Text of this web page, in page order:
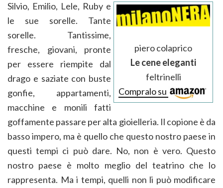
piero colaprico
Le cene eleganti
feltrinelli
Compralo su
Silvio, Emilio, Lele, Ruby e
le sue sorelle. Tante
sorelle. Tantissime,
fresche, giovani, pronte
per essere riempite dal
drago e saziate con buste
gonfie, appartamenti,
macchine e monili fatti
goffamente passare per alta gioielleria. Il copione è da
basso impero, ma è quello che questo nostro paese in
questi tempi ci può dare. No, non è vero. Questo
nostro paese è molto meglio del teatrino che lo
rappresenta. Ma i tempi, quelli non li può modificare